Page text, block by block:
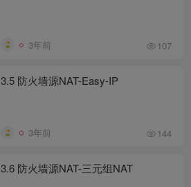
3年前 107
3.5 防火墙源NAT-Easy-IP
3年前 144
3.6 防火墙源NAT-三元组NAT